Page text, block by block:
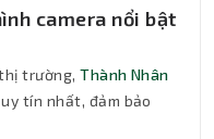
camera nổi bật
trường,Thành Nhân
tín nhất, đảm bảo